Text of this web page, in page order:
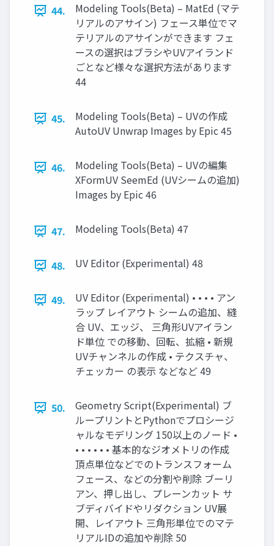
44.
Modeling Tools(Beta) – MatEd (マテ
リアルのアサイン) フェース単位でマ
テリアルのアサインができます フェ
ースの選択はブラシやUVアイランド
ごとなど様々な選択方法があります
44
45.
Modeling Tools(Beta) – UVの作成
AutoUV Unwrap Images by Epic 45
46.
Modeling Tools(Beta) – UVの編集
XFormUV SeemEd (UVシームの追加)
Images by Epic 46
47. Modeling Tools(Beta) 47
48. UV Editor (Experimental) 48
49.
UV Editor (Experimental) • • • • アン
ラップ レイアウト シームの追加、縫
合 UV、エッジ、 三角形UVアイラン
ド単位 での移動、回転、拡縮 • 新規
UVチャンネルの作成 • テクスチャ、
チェッカー の表示 などなど 49
50.
Geometry Script(Experimental) ブ
ループリントとPythonでプロシージ
ャルなモデリング 150以上のノード •
• • • • • • 基本的なジオメトリの作成
頂点単位などでのトランスフォーム
フェース、などの分割や削除 ブーリ
アン、押し出し、プレーンカット サ
ブディバイドやリダクション UV展
開、レイアウト 三角形単位でのマテ
リアルIDの追加や削除 50